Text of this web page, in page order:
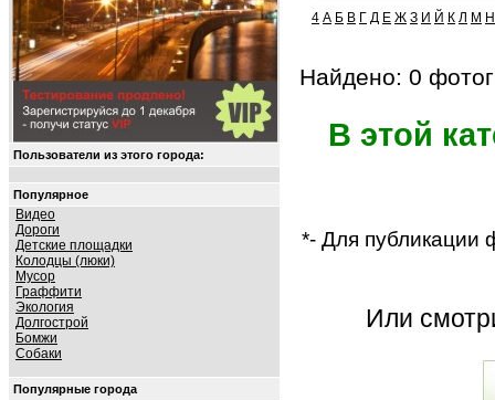
Пользователи из этого города:
Популярное
Видео
Дороги
Детские площадки
Колодцы (люки)
Мусор
Граффити
Экология
Долгострой
Бомжи
Собаки
Популярные города
4 А Б В Г Д Е Ж З И Й К Л М Н
Найдено: 0
В этой
*- Для публикации
Или